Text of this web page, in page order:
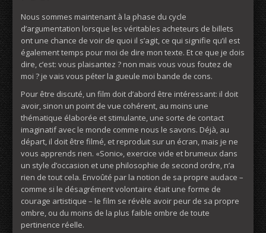
Nous sommes maintenant à la phase du cycle
d’argumentation lorsque les véritables acheteurs de billets
ont une chance de voir de quoi il s’agit, ce qui signifie qu’il est
également temps pour moi de dire mon texte. Et ce que je dois
dire, c’est: vous plaisantez ? non mais vous vous foutez de
moi ? je vais vous péter la gueule moi bande de cons.
Pour être discuté, un film doit d’abord être intéressant: il doit
avoir, sinon un point de vue cohérent, au moins une
thématique élaborée et stimulante, une sorte de contact
imaginatif avec le monde comme nous le savons. Déjà, au
départ, il doit être filmé, et reproduit sur un écran, mais je ne
vous apprends rien. «Sonic», exercice vide et brumeux dans
un style d’occasion et une philosophie de second ordre, n’a
rien de tout cela. Envoûté par la notion de sa propre audace –
comme si le désagrément volontaire était une forme de
courage artistique – le film se révèle avoir peur de sa propre
ombre, ou du moins de la plus faible ombre de toute
pertinence réelle.